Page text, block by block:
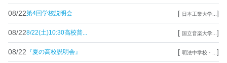
08/22第4回学校説明会 [ 日本工業大学... ]
08/228/22(土)10:30高校普... [ 国立音楽大学... ]
08/22 『夏の高校説明会』 [ 明法中学校・... ]